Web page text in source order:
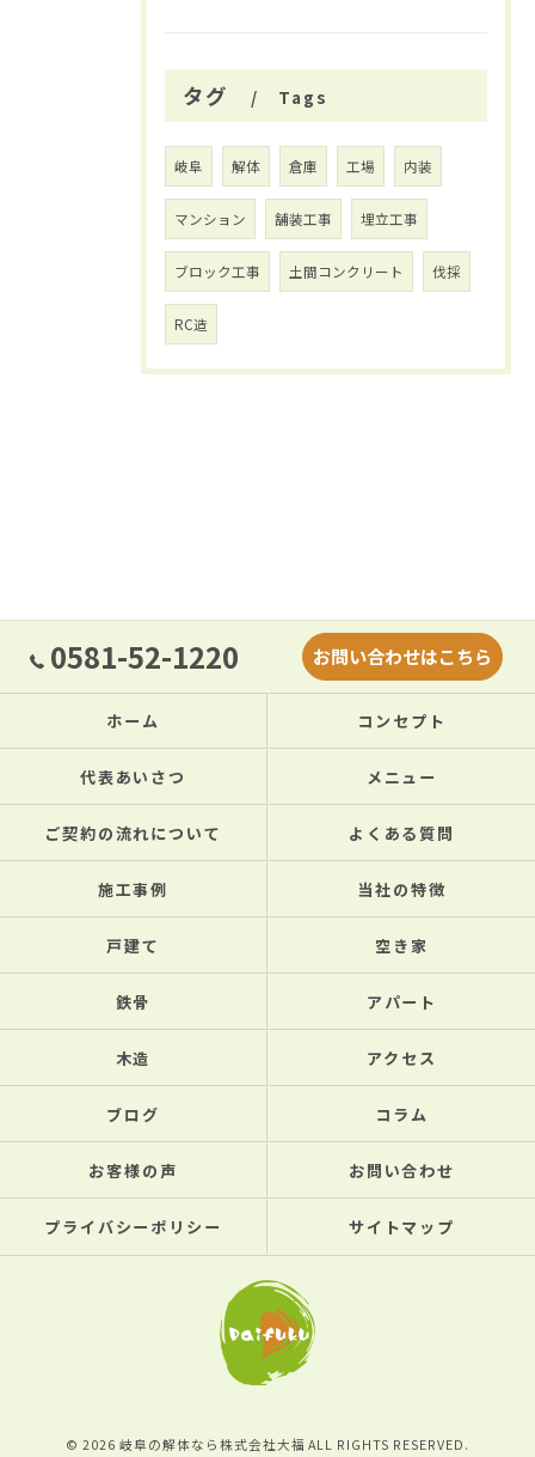
タグ Tags
岐阜 解体 倉庫 工場 内装
マンション 舗装工事 埋立工事
ブロック工事 土間コンクリート 伐採
RC造
0581-52-1220 お問い合わせはこちら
ホーム コンセプト
代表あいさつ メニュー
ご契約の流れについて よくある質問
施工事例 当社の特徴
戸建て 空き家
鉄骨 アパート
木造 アクセス
ブログ コラム
お客様の声 お問い合わせ
プライバシーポリシー サイトマップ
© 2026 岐阜の解体なら株式会社大福 ALL RIGHTS RESERVED.